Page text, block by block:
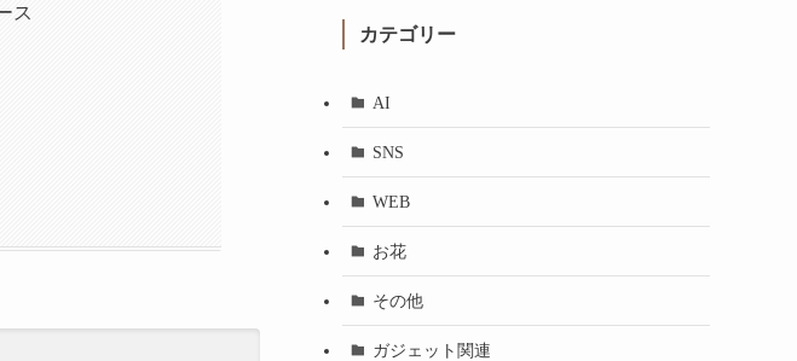
ス
カテゴリー
AI
SNS
WEB
お花
その他
ガジェット関連